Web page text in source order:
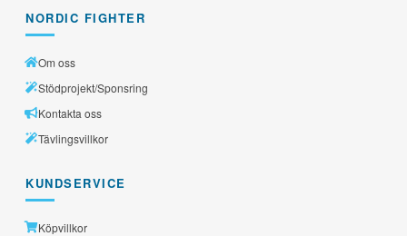
NORDIC FIGHTER
Om oss
Stödprojekt/Sponsring
Kontakta oss
Tävlingsvillkor
KUNDSERVICE
Köpvillkor